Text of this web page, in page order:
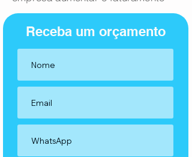
Receba um orçamento